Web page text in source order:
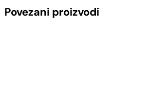
Povezani proizvodi